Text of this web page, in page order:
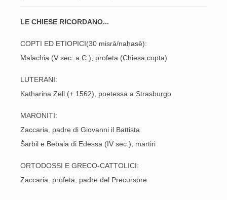
LE CHIESE RICORDANO...
COPTI ED ETIOPICI(30 misrā/naḥasē):
Malachia (V sec. a.C.), profeta (Chiesa copta)
LUTERANI:
Katharina Zell (+ 1562), poetessa a Strasburgo
MARONITI:
Zaccaria, padre di Giovanni il Battista
Šarbil e Bebaia di Edessa (IV sec.), martiri
ORTODOSSI E GRECO-CATTOLICI:
Zaccaria, profeta, padre del Precursore